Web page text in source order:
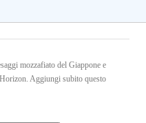
mozzafiato del Giappone e
Aggiungi subito questo